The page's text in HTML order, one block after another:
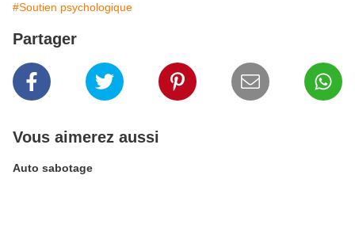
#Soutien psychologique
Partager
Vous aimerez aussi
Auto sabotage